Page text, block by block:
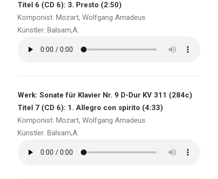
Titel 6 (CD 6): 3. Presto (2:50)
Komponist: Mozart, Wolfgang Amadeus
Künstler: Balsam,A.
Werk: Sonate für Klavier Nr. 9 D-Dur KV 311 (284c)
Titel 7 (CD 6): 1. Allegro con spirito (4:33)
Komponist: Mozart, Wolfgang Amadeus
Künstler: Balsam,A.